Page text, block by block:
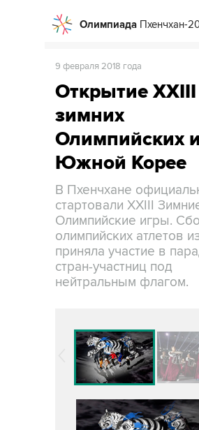
Олимпиада Пхенчхан-
9 февраля 2018 года
Открытие XXIII
зимних
Олимпийских
Южной Корее
В Пхенчхане
стартовали XXIII
Олимпийские игры.
олимпийских атлетов
приняла участие в
стран-участниц под
нейтральным флагом.